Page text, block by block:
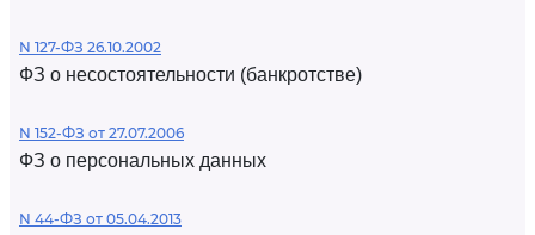
N 127-ФЗ 26.10.2002
ФЗ о несостоятельности (банкротстве)
N 152-ФЗ от 27.07.2006
ФЗ о персональных данных
N 44-ФЗ от 05.04.2013